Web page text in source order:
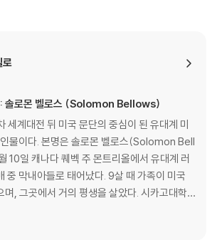
로
솔로몬 벨로스 (Solomon Bellows)
세계대전 뒤 미국 문단의 중심이 된 유대계 미
물이다. 본명은 솔로몬 벨로스(Solomon Bell
일 캐나다 퀘벡 주 몬트리올에서 유대계 러
중 막내아들로 태어났다. 9살 때 가족이 미국
며, 그곳에서 거의 평생을 살았다. 시카고대학
노스웨스턴대학교를 졸업했다. 1962년부터
교수로 재직했으며, 이외에도 미네소타·프린